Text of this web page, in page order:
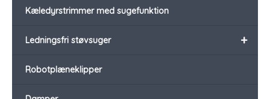
Kæledyrstrimmer med sugefunktion
+
Ledningsfri støvsuger
Robotplæneklipper